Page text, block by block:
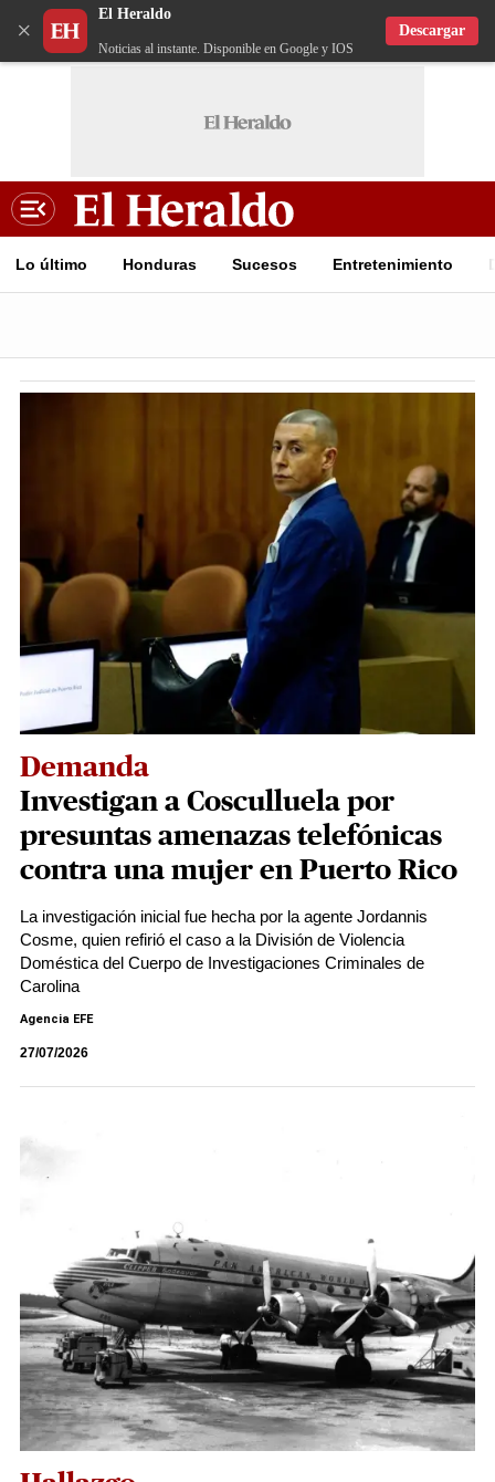
×
El Heraldo
Noticias al instante. Disponible en Google y IOS
Descargar
Lo último Honduras Sucesos Entretenimiento
Demanda
Investigan a Cosculluela por
presuntas amenazas telefónicas
contra una mujer en Puerto Rico
La investigación inicial fue hecha por la agente Jordannis
Cosme, quien refirió el caso a la División de Violencia
Doméstica del Cuerpo de Investigaciones Criminales de
Carolina
Agencia EFE
27/07/2026